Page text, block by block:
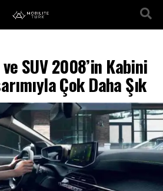
ve SUV 2008’in Kabini
Çok Daha Şık